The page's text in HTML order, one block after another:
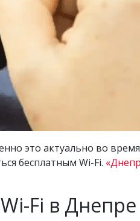
это актуально во время
бесплатным Wi-Fi.
Fi в Днепре